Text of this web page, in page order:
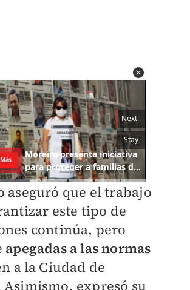
aseguró que el trabajo
este tipo de
continúa, pero
apegadas a las normas
a la Ciudad de
expresó su